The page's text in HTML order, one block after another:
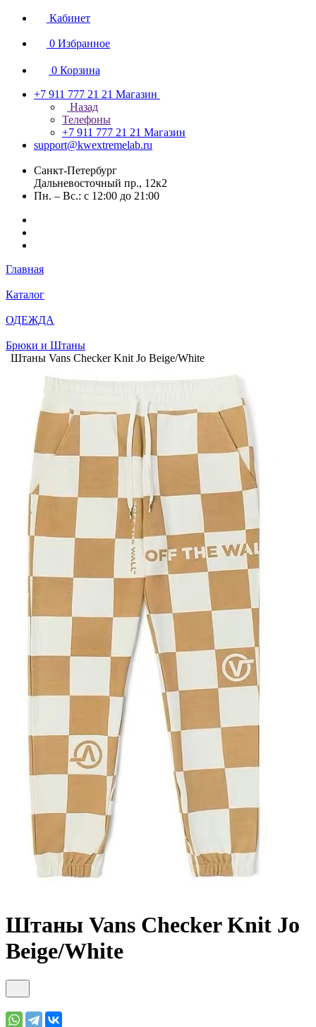
Кабинет
0 Избранное
0 Корзина
+7 911 777 21 21 Магазин
Назад
Телефоны
+7 911 777 21 21 Магазин
support@kwextremelab.ru
Санкт-Петербург
Дальневосточный пр., 12к2
Пн. – Вс.: с 12:00 до 21:00
Главная
Каталог
ОДЕЖДА
Брюки и Штаны
Штаны Vans Checker Knit Jo Beige/White
Штаны Vans Checker Knit Jo
Beige/White